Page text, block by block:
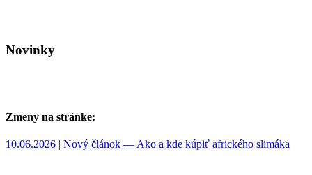
Novinky
Zmeny na stránke:
10.06.2026 | Nový článok — Ako a kde kúpiť afrického slimáka